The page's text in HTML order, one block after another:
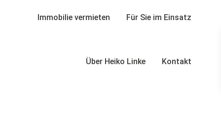
Immobilie vermieten Für Sie im Einsatz
Über Heiko Linke Kontakt